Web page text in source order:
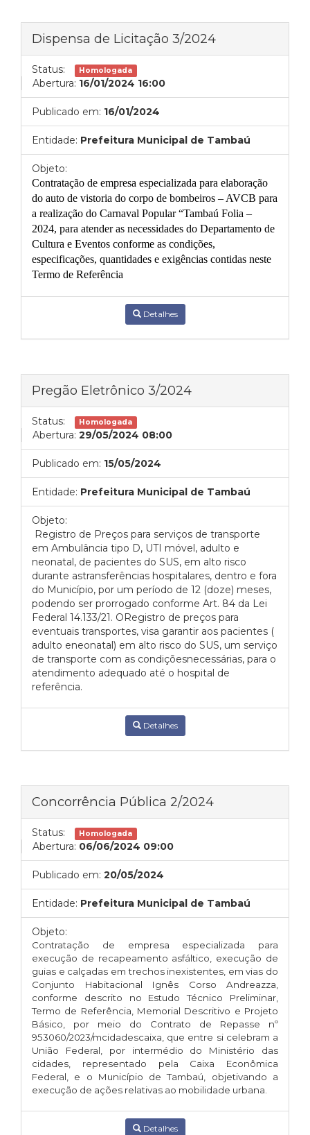
Dispensa de Licitação 3/2024
Status: Homologada
Abertura: 16/01/2024 16:00
Publicado em: 16/01/2024
Entidade: Prefeitura Municipal de Tambaú
Objeto:
Contratação de empresa especializada para elaboração
do auto de vistoria do corpo de bombeiros – AVCB para
a realização do Carnaval Popular “Tambaú Folia –
2024, para atender as necessidades do Departamento de
Cultura e Eventos conforme as condições,
especificações, quantidades e exigências contidas neste
Termo de Referência
Detalhes
Pregão Eletrônico 3/2024
Status: Homologada
Abertura: 29/05/2024 08:00
Publicado em: 15/05/2024
Entidade: Prefeitura Municipal de Tambaú
Objeto:
Registro de Preços para serviços de transporte
em Ambulância tipo D, UTI móvel, adulto e
neonatal, de pacientes do SUS, em alto risco
durante astransferências hospitalares, dentro e fora
do Município, por um período de 12 (doze) meses,
podendo ser prorrogado conforme Art. 84 da Lei
Federal 14.133/21. ORegistro de preços para
eventuais transportes, visa garantir aos pacientes (
adulto eneonatal) em alto risco do SUS, um serviço
de transporte com as condiçõesnecessárias, para o
atendimento adequado até o hospital de
referência.
Detalhes
Concorrência Pública 2/2024
Status: Homologada
Abertura: 06/06/2024 09:00
Publicado em: 20/05/2024
Entidade: Prefeitura Municipal de Tambaú
Objeto:
Contratação de empresa especializada para
execução de recapeamento asfáltico, execução de
guias e calçadas em trechos inexistentes, em vias do
Conjunto Habitacional Ignês Corso Andreazza,
conforme descrito no Estudo Técnico Preliminar,
Termo de Referência, Memorial Descritivo e Projeto
Básico, por meio do Contrato de Repasse nº
953060/2023/mcidadescaixa, que entre si celebram a
União Federal, por intermédio do Ministério das
cidades, representado pela Caixa Econômica
Federal, e o Município de Tambaú, objetivando a
execução de ações relativas ao mobilidade urbana.
Detalhes